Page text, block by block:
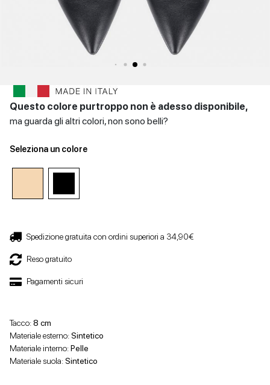
IT EN DE FR
Indietro
Questo colore purtroppo non è adesso disponibile,
ma guarda gli altri colori, non sono belli?
Seleziona un colore
Spedizione gratuita con ordini superiori a 34,90€
Reso gratuito
Pagamenti sicuri
Tacco:8 cm
Materiale esterno:Sintetico
Materiale interno:Pelle
Materiale suola:Sintetico